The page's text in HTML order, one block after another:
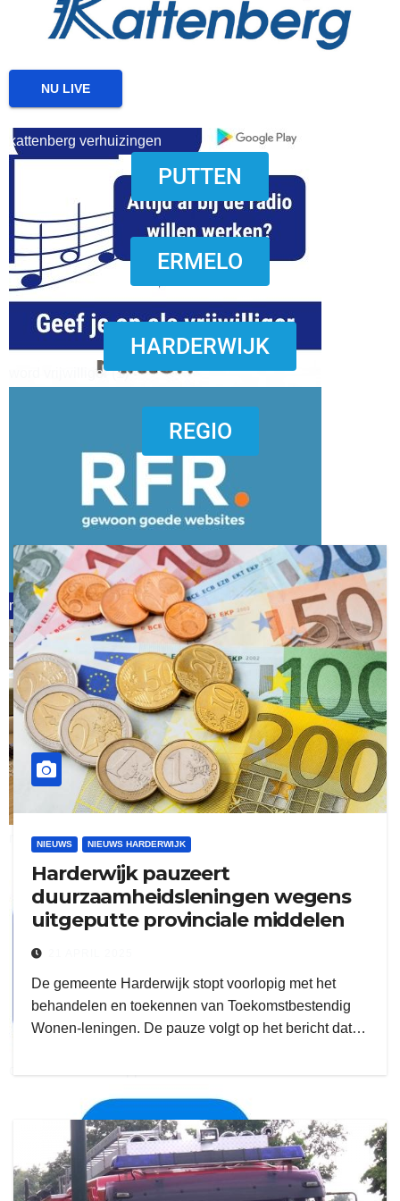
download onzze App
word vrijwilliger (1)
zielman
delangekortland
kattenberg verhuizingen
word vrijwilliger (1)
refreshed webdesign putten
ruitengaparket
NU LIVE
PUTTEN
ERMELO
HARDERWIJK
REGIO
NIEUWS NIEUWS HARDERWIJK
Harderwijk pauzeert
duurzaamheidsleningen wegens
uitgeputte provinciale middelen
De gemeente Harderwijk stopt voorlopig met het
behandelen en toekennen van Toekomstbestendig
Wonen-leningen. De pauze volgt op het bericht dat…